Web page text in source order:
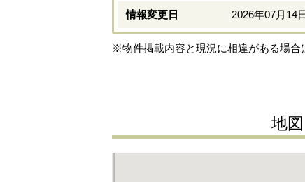
情報変更日 2026年07月14
※物件掲載内容と現況に相違がある場合
地図